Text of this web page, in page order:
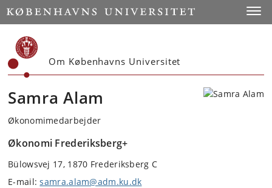
Start
Om Københavns Universitet
Samra Alam
Økonomimedarbejder
Økonomi Frederiksberg+
Bülowsvej 17, 1870 Frederiksberg C
E-mail:samra.alam@adm.ku.dk